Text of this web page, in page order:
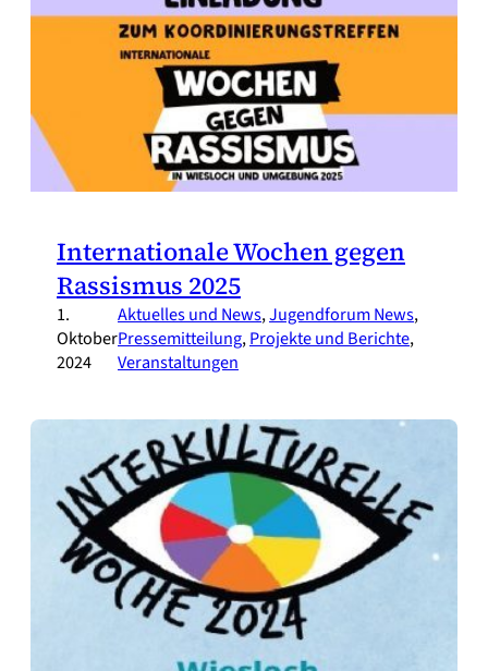
Internationale Wochen gegen
Rassismus 2025
1.
Oktober
2024
Aktuelles und News, Jugendforum News
Pressemitteilung, Projekte und Berichte
Veranstaltungen